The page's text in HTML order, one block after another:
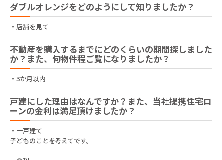
ダブルオレンジをどのようにして知りましたか？
・店舗を見て
不動産を購入するまでにどのくらいの期間探しました
か？また、何物件程ご覧になりましたか？
・3か月以内
戸建にした理由はなんですか？また、当社提携住宅ロ
ーンの金利は満足頂けましたか？
・一戸建て
子どものことを考えてです。